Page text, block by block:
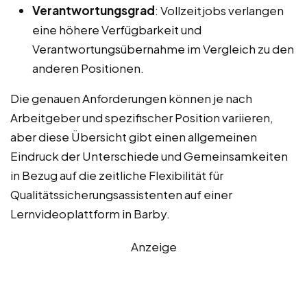
Verantwortungsgrad: Vollzeitjobs verlangen
eine höhere Verfügbarkeit und
Verantwortungsübernahme im Vergleich zu den
anderen Positionen.
Die genauen Anforderungen können je nach
Arbeitgeber und spezifischer Position variieren,
aber diese Übersicht gibt einen allgemeinen
Eindruck der Unterschiede und Gemeinsamkeiten
in Bezug auf die zeitliche Flexibilität für
Qualitätssicherungsassistenten auf einer
Lernvideoplattform in Barby.
Anzeige